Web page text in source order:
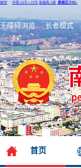
无障碍浏览 长者模式
首页